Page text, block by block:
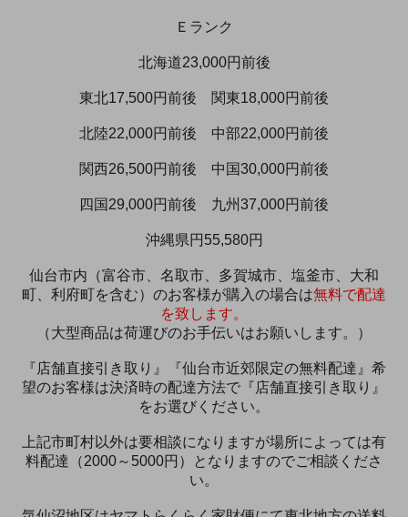
Ｅランク
北海道23,000円前後
東北17,500円前後 関東18,000円前後
北陸22,000円前後 中部22,000円前後
関西26,500円前後 中国30,000円前後
四国29,000円前後 九州37,000円前後
沖縄県円55,580円
仙台市内（富谷市、名取市、多賀城市、塩釜市、大和
町、利府町を含む）のお客様が購入の場合は無料で配達
を致します。
（大型商品は荷運びのお手伝いはお願いします。）
『店舗直接引き取り』『仙台市近郊限定の無料配達』希
望のお客様は決済時の配達方法で『店舗直接引き取り』
をお選びください。
上記市町村以外は要相談になりますが場所によっては有
料配達（2000～5000円）となりますのでご相談くださ
い。